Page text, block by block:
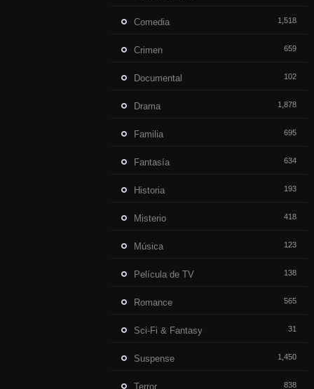
Comedia 1,518
Crimen 659
Documental 102
Drama 1,878
Familia 695
Fantasía 634
Historia 193
Misterio 418
Música 123
Película de TV 138
Romance 565
Sci-Fi & Fantasy 31
Suspense 1,450
Terror 838